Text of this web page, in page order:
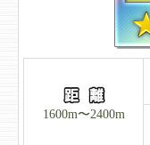
1600m〜2400m